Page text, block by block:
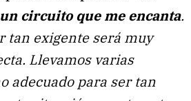
circuito que me encanta.
tan exigente será muy
Llevamos varias
adecuado para ser tan